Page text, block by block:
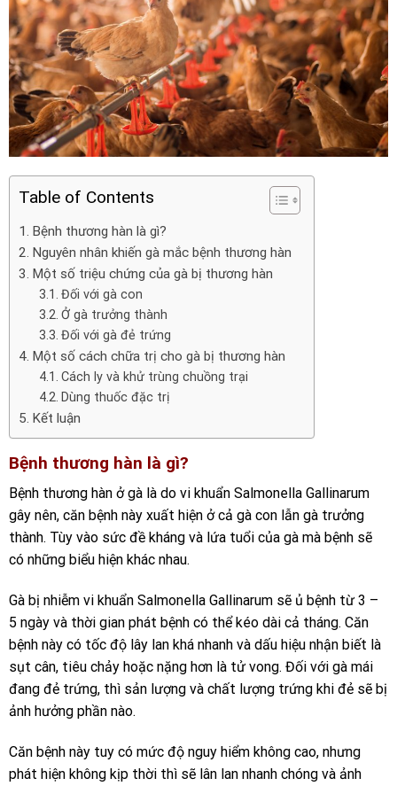
Table of Contents
Bệnh thương hàn là gì?
Nguyên nhân khiến gà mắc bệnh thương hàn
Một số triệu chứng của gà bị thương hàn
Đối với gà con
Ở gà trưởng thành
Đối với gà đẻ trứng
Một số cách chữa trị cho gà bị thương hàn
Cách ly và khử trùng chuồng trại
Dùng thuốc đặc trị
Kết luận
Bệnh thương hàn là gì?
Bệnh thương hàn ở gà là do vi khuẩn Salmonella Gallinarum
gây nên, căn bệnh này xuất hiện ở cả gà con lẫn gà trưởng
thành. Tùy vào sức đề kháng và lứa tuổi của gà mà bệnh sẽ
có những biểu hiện khác nhau.
Gà bị nhiễm vi khuẩn Salmonella Gallinarum sẽ ủ bệnh từ 3 –
5 ngày và thời gian phát bệnh có thể kéo dài cả tháng. Căn
bệnh này có tốc độ lây lan khá nhanh và dấu hiệu nhận biết là
sụt cân, tiêu chảy hoặc nặng hơn là tử vong. Đối với gà mái
đang đẻ trứng, thì sản lượng và chất lượng trứng khi đẻ sẽ bị
ảnh hưởng phần nào.
Căn bệnh này tuy có mức độ nguy hiểm không cao, nhưng
phát hiện không kịp thời thì sẽ lân lan nhanh chóng và ảnh